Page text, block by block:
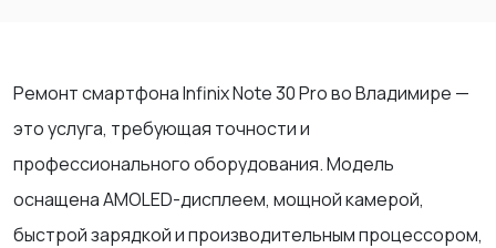
Ремонт смартфона Infinix Note 30 Pro во Владимире —
это услуга, требующая точности и
профессионального оборудования. Модель
оснащена AMOLED-дисплеем, мощной камерой,
быстрой зарядкой и производительным процессором,